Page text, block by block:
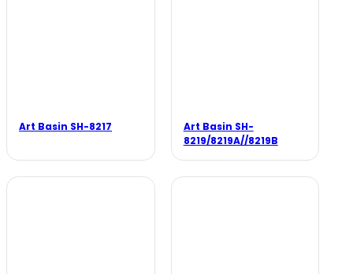
Art Basin SH-8217
Art Basin SH-
8219/8219A//8219B